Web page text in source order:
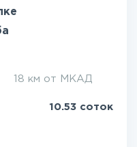
18 км от МКАД
10.53 соток